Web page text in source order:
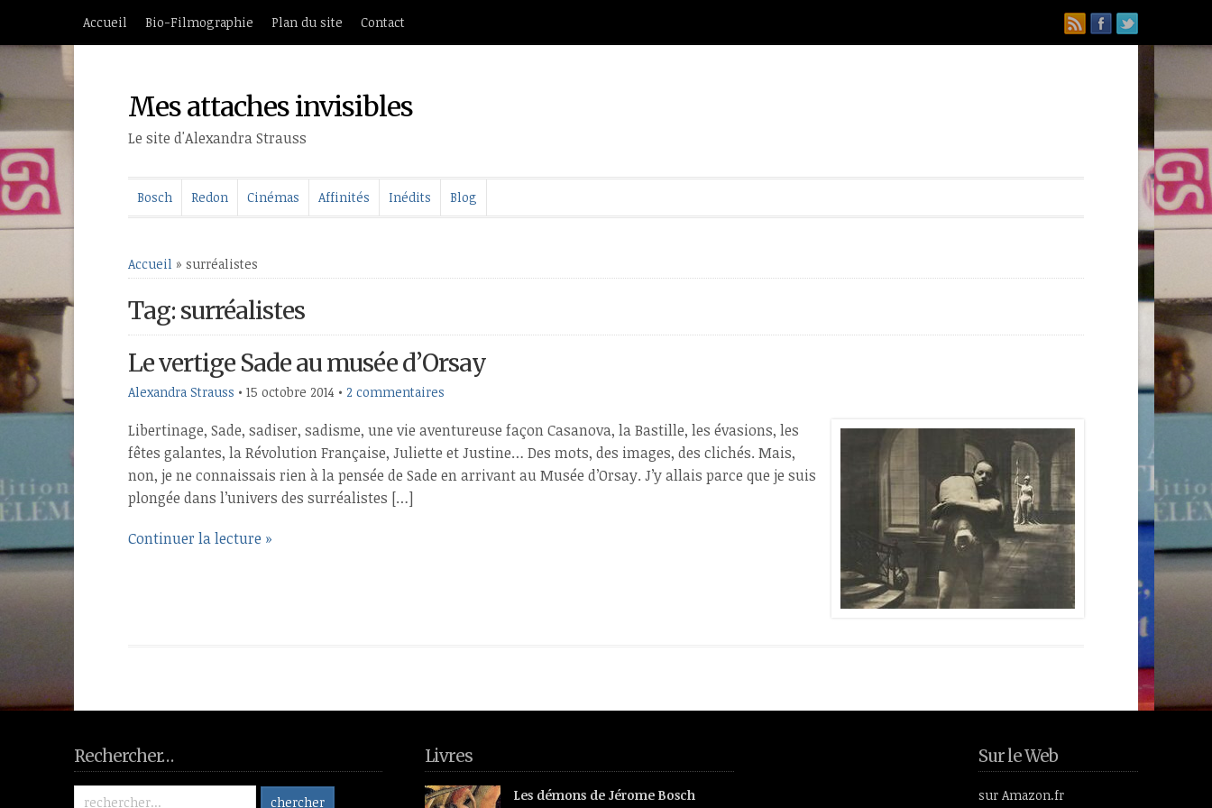
Accueil Bio-Filmographie Plan du site Contact
Mes attaches invisibles
Le site d'Alexandra Strauss
Bosch Redon Cinémas Affinités Inédits Blog
Accueil » surréalistes
Tag: surréalistes
Le vertige Sade au musée d’Orsay
Alexandra Strauss • 15 octobre 2014 • 2 commentaires
Libertinage, Sade, sadiser, sadisme, une vie aventureuse façon Casanova, la Bastille, les évasions, les
fêtes galantes, la Révolution Française, Juliette et Justine… Des mots, des images, des clichés. Mais,
non, je ne connaissais rien à la pensée de Sade en arrivant au Musée d’Orsay. J’y allais parce que je suis
plongée dans l’univers des surréalistes […]
Continuer la lecture »
Rechercher… Livres
Les démons de Jérome Bosch
Sur le Web
sur Amazon.fr